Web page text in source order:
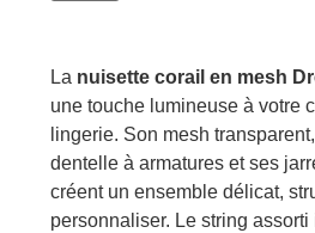
La nuisette corail en mesh
une touche lumineuse à votre
lingerie. Son mesh
dentelle à armatures et ses
créent un ensemble délicat,
personnaliser. Le string